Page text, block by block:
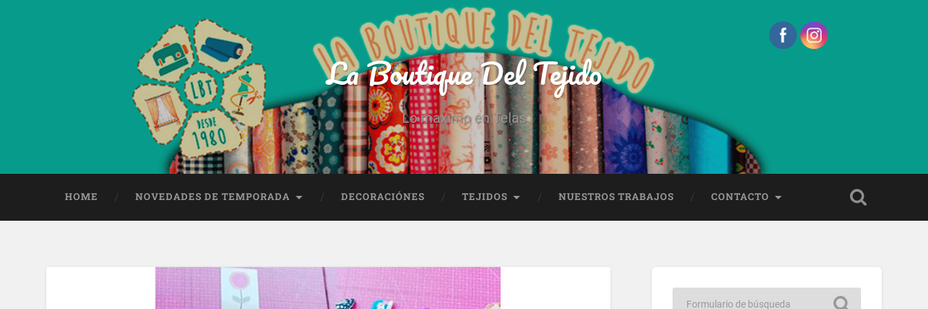
La Boutique Del Tejido
Lo maximo en Telas
HOME NOVEDADES DE TEMPORADA DECORACIÓNES TEJIDOS NUESTROS TRABAJOS CONTACTO